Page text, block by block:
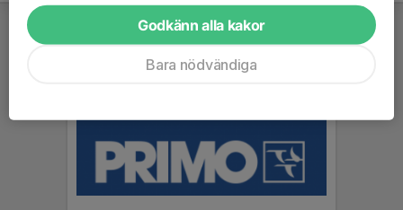
Godkänn alla kakor
Bara nödvändiga